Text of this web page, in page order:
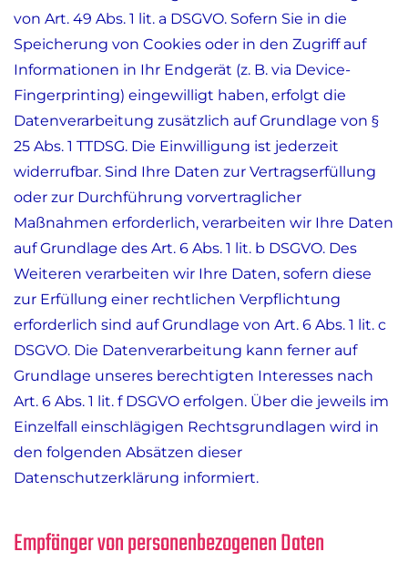
von Art. 49 Abs. 1 lit. a DSGVO. Sofern Sie in die
Speicherung von Cookies oder in den Zugriff auf
Informationen in Ihr Endgerät (z. B. via Device-
Fingerprinting) eingewilligt haben, erfolgt die
Datenverarbeitung zusätzlich auf Grundlage von §
25 Abs. 1 TTDSG. Die Einwilligung ist jederzeit
widerrufbar. Sind Ihre Daten zur Vertragserfüllung
oder zur Durchführung vorvertraglicher
Maßnahmen erforderlich, verarbeiten wir Ihre Daten
auf Grundlage des Art. 6 Abs. 1 lit. b DSGVO. Des
Weiteren verarbeiten wir Ihre Daten, sofern diese
zur Erfüllung einer rechtlichen Verpflichtung
erforderlich sind auf Grundlage von Art. 6 Abs. 1 lit. c
DSGVO. Die Datenverarbeitung kann ferner auf
Grundlage unseres berechtigten Interesses nach
Art. 6 Abs. 1 lit. f DSGVO erfolgen. Über die jeweils im
Einzelfall einschlägigen Rechtsgrundlagen wird in
den folgenden Absätzen dieser
Datenschutzerklärung informiert.
Empfänger von personenbezogenen Daten